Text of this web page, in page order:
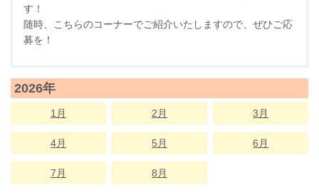
す！
随時、こちらのコーナーでご紹介いたしますので、ぜひご応
募を！
2026年
1月 2月 3月
4月 5月 6月
7月 8月